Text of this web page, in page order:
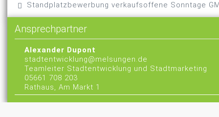
Standplatzbewerbung verkaufsoffene Sonntage
Ansprechpartner
Alexander Dupont
stadtentwicklung@melsungen.de
Teamleiter Stadtentwicklung und Stadtmarketing
05661 708 203
Rathaus, Am Markt 1